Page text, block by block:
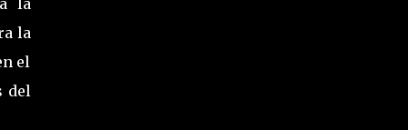
la
la
el
del